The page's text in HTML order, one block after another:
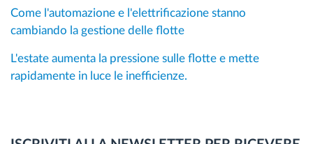
Come l'automazione e l'elettrificazione stanno
cambiando la gestione delle flotte
L'estate aumenta la pressione sulle flotte e mette
rapidamente in luce le inefficienze.